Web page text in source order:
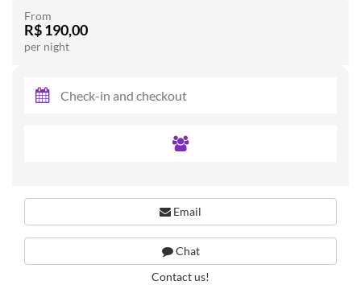
From
R$ 190,00
per night
Email
Chat
Contact us!